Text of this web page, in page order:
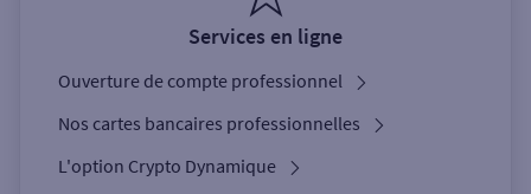
Services en ligne
Ouverture de compte professionnel
Nos cartes bancaires professionnelles
L'option Crypto Dynamique